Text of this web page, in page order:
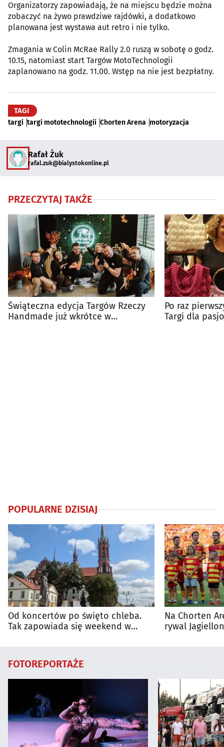
Organizatorzy zapowiadają, że na miejscu będzie można
zobaczyć na żywo prawdziwe rajdówki, a dodatkowo
planowana jest wystawa aut retro i nie tylko.
Zmagania w Colin McRae Rally 2.0 ruszą w sobotę o godz.
10.15, natomiast start Targów MotoTechnologii
zaplanowano na godz. 11.00. Wstęp na nie jest bezpłatny.
TAGI
targi targi mototechnologii Chorten Arena motoryzacja
Rafał Żuk
rafal.zuk@bialystokonline.pl
PRZECZYTAJ TAKŻE
Świąteczna edycja Targów Rzeczy
Handmade już wkrótce w
Po raz
Targi dla
POPULARNE DZISIAJ
Od koncertów po święto chleba.
Tak zapowiada się weekend w
Na Chorten
rywal
FOTOREPORTAŻE